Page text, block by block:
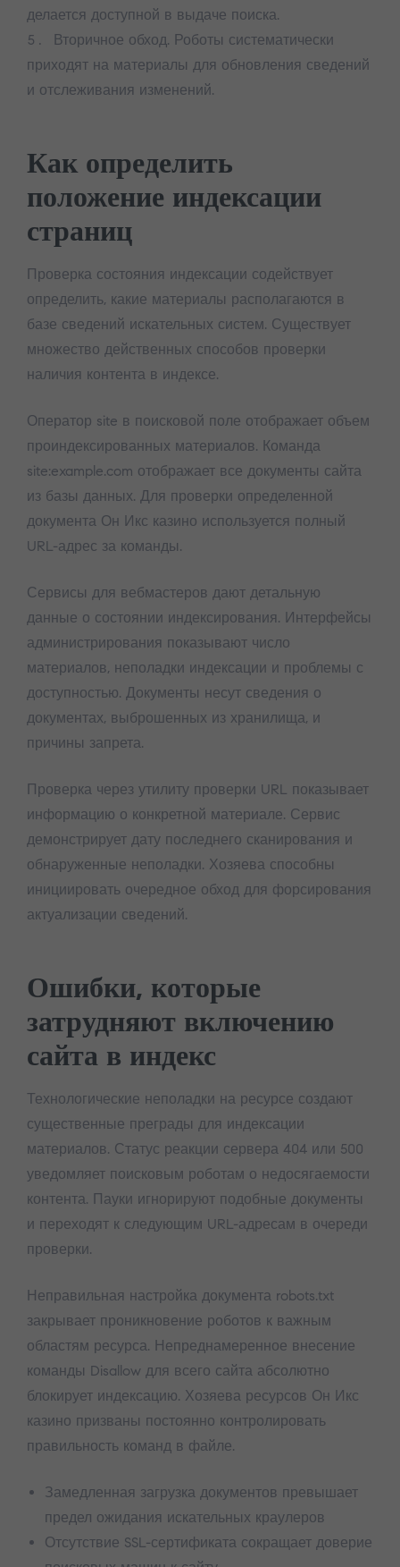
делается доступной в выдаче поиска.
Вторичное обход. Роботы систематически
приходят на материалы для обновления сведений
и отслеживания изменений.
Как определить
положение индексации
страниц
Проверка состояния индексации содействует
определить, какие материалы располагаются в
базе сведений искательных систем. Существует
множество действенных способов проверки
наличия контента в индексе.
Оператор site в поисковой поле отображает объем
проиндексированных материалов. Команда
site:example.com отображает все документы сайта
из базы данных. Для проверки определенной
документа Он Икс казино используется полный
URL-адрес за команды.
Сервисы для вебмастеров дают детальную
данные о состоянии индексирования. Интерфейсы
администрирования показывают число
материалов, неполадки индексации и проблемы с
доступностью. Документы несут сведения о
документах, выброшенных из хранилища, и
причины запрета.
Проверка через утилиту проверки URL показывает
информацию о конкретной материале. Сервис
демонстрирует дату последнего сканирования и
обнаруженные неполадки. Хозяева способны
инициировать очередное обход для форсирования
актуализации сведений.
Ошибки, которые
затрудняют включению
сайта в индекс
Технологические неполадки на ресурсе создают
существенные преграды для индексации
материалов. Статус реакции сервера 404 или 500
уведомляет поисковым роботам о недосягаемости
контента. Пауки игнорируют подобные документы
и переходят к следующим URL-адресам в очереди
проверки.
Неправильная настройка документа robots.txt
закрывает проникновение роботов к важным
областям ресурса. Непреднамеренное внесение
команды Disallow для всего сайта абсолютно
блокирует индексацию. Хозяева ресурсов Он Икс
казино призваны постоянно контролировать
правильность команд в файле.
Замедленная загрузка документов превышает
предел ожидания искательных краулеров
Отсутствие SSL-сертификата сокращает доверие